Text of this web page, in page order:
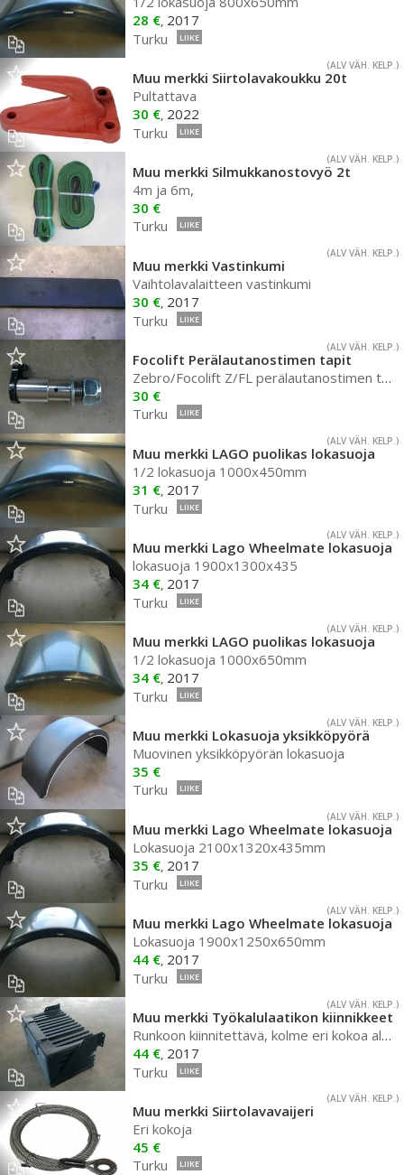
28 €, 2017
Turku
LIIKE
(ALV VÄH. KELP.)
Muu merkki Siirtolavakoukku 20t
Pultattava
30 €, 2022
Turku
LIIKE
(ALV VÄH. KELP.)
Muu merkki Silmukkanostovyö 2t
4m ja 6m,
30 €
Turku
LIIKE
(ALV VÄH. KELP.)
Muu merkki Vastinkumi
Vaihtolavalaitteen vastinkumi
30 €, 2017
Turku
LIIKE
(ALV VÄH. KELP.)
Focolift Perälautanostimen tapit
Zebro/Focolift Z/FL perälautanostimen tapit, myös hitsattavilla korvakkeilla
30 €
Turku
LIIKE
(ALV VÄH. KELP.)
Muu merkki LAGO puolikas lokasuoja
1/2 lokasuoja 1000x450mm
31 €, 2017
Turku
LIIKE
(ALV VÄH. KELP.)
Muu merkki Lago Wheelmate lokasuoja
lokasuoja 1900x1300x435
34 €, 2017
Turku
LIIKE
(ALV VÄH. KELP.)
Muu merkki LAGO puolikas lokasuoja
1/2 lokasuoja 1000x650mm
34 €, 2017
Turku
LIIKE
(ALV VÄH. KELP.)
Muu merkki Lokasuoja yksikköpyörä
Muovinen yksikköpyörän lokasuoja
35 €
Turku
LIIKE
(ALV VÄH. KELP.)
Muu merkki Lago Wheelmate lokasuoja
Lokasuoja 2100x1320x435mm
35 €, 2017
Turku
LIIKE
(ALV VÄH. KELP.)
Muu merkki Lago Wheelmate lokasuoja
Lokasuoja 1900x1250x650mm
44 €, 2017
Turku
LIIKE
(ALV VÄH. KELP.)
Muu merkki Työkalulaatikon kiinnikkeet
Runkoon kiinnitettävä, kolme eri kokoa alk. 35€
44 €, 2017
Turku
LIIKE
(ALV VÄH. KELP.)
Muu merkki Siirtolavavaijeri
Eri kokoja
45 €
Turku
LIIKE